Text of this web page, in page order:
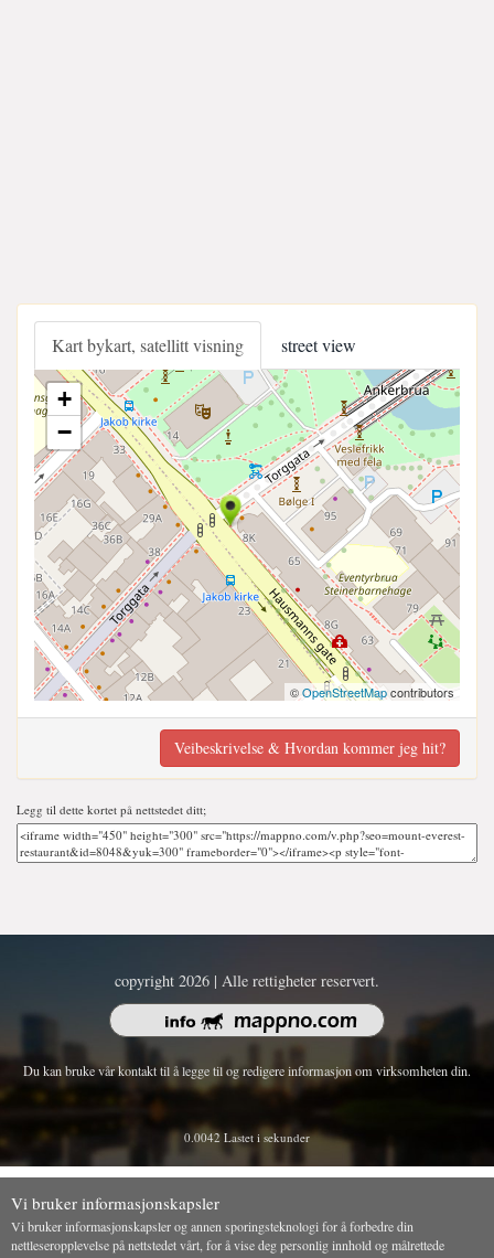
Kart bykart, satellitt visning street view
+
−
©OpenStreetMapcontributors
Veibeskrivelse & Hvordan kommer jeg hit?
Legg til dette kortet på nettstedet ditt;
copyright 2026 | Alle rettigheter reservert.
Du kan bruke vår kontakt til å legge til og redigere informasjon om virksomheten din.
0.0042 Lastet i sekunder
Vi bruker informasjonskapsler
Vi bruker informasjonskapsler og annen sporingsteknologi for å forbedre din
nettleseropplevelse på nettstedet vårt, for å vise deg personlig innhold og målrettede